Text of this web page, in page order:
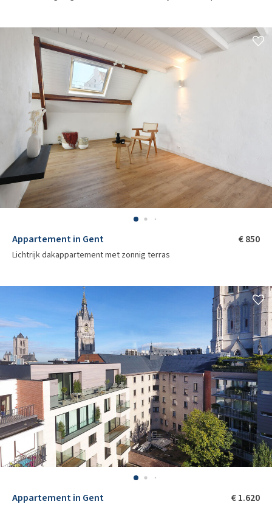
Appartement in Gent € 850
Lichtrijk dakappartement met zonnig terras
Appartement in Gent € 1.620